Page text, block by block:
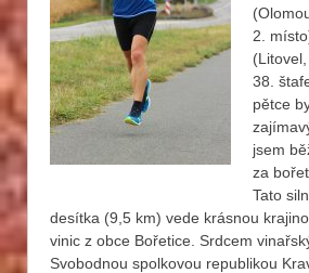
2.
38.
pětce
jsem
za
Tato
desítka (9,5 km) vede krásnou
vinic z obce Bořetice. Srdcem
Svobodnou spolkovou republikou